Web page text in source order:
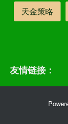
天金策略
友情链接：